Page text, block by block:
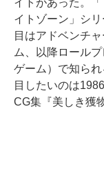
イトがあった。「
イトゾーン」シ
目はアドベンチ
ム、以降ロール
ゲーム）で知ら
目したいのは
CG集『美しき獲